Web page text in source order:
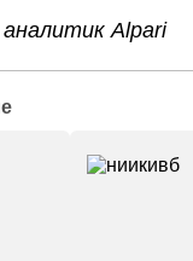
Alpari